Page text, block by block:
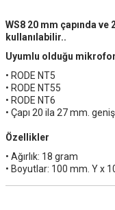
WS8 20 mm çapında
kullanılabilir..
Uyumlu olduğu
• RODE NT5
• RODE NT55
• RODE NT6
• Çapı 20 ila 27 mm.
Özellikler
• Ağırlık: 18 gram
• Boyutlar: 100 mm. Y x